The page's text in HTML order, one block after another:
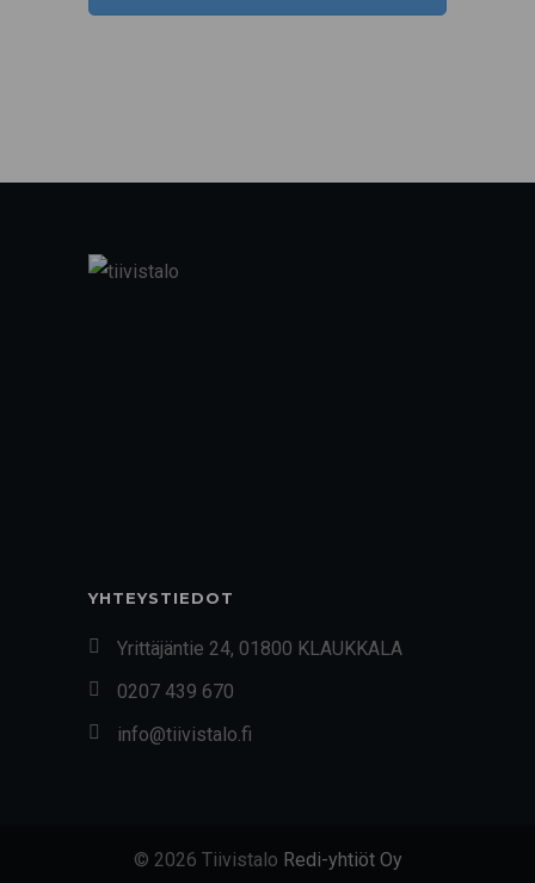
YHTEYSTIEDOT
Yrittäjäntie 24, 01800 KLAUKKALA
0207 439 670
info@tiivistalo.fi
© 2026 Tiivistalo Redi-yhtiöt Oy